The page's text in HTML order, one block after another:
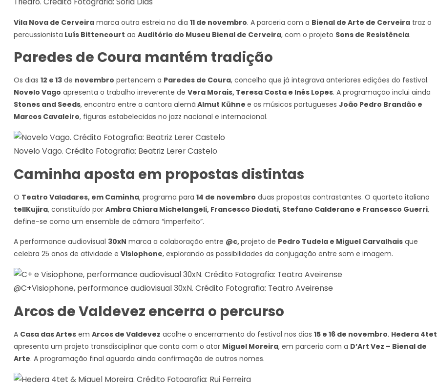
Vila Nova de Cerveira marca outra estreia no dia 11 de novembro. A parceria com a Bienal de Arte de Cerveira traz o
percussionista Luís Bittencourt ao Auditório do Museu Bienal de Cerveira, com o projeto Sons de Resistência.
Paredes de Coura mantém tradição
Os dias 12 e 13 de novembro pertencem a Paredes de Coura, concelho que já integrava anteriores edições do festival.
Novelo Vago apresenta o trabalho irreverente de Vera Morais, Teresa Costa e Inês Lopes. A programação inclui ainda
Stones and Seeds, encontro entre a cantora alemã Almut Kühne e os músicos portugueses João Pedro Brandão e
Marcos Cavaleiro, figuras estabelecidas no jazz nacional e internacional.
Novelo Vago. Crédito Fotografia: Beatriz Lerer Castelo
Caminha aposta em propostas distintas
O Teatro Valadares, em Caminha, programa para 14 de novembro duas propostas contrastantes. O quarteto italiano
tellKujira, constituído por Ambra Chiara Michelangeli, Francesco Diodati, Stefano Calderano e Francesco Guerri,
define-se como um ensemble de câmara “imperfeito”.
A performance audiovisual 30xN marca a colaboração entre @c,projeto de Pedro Tudela e Miguel Carvalhais que
celebra 25 anos de atividade e Visiophone, explorando as possibilidades da conjugação entre som e imagem.
@C+Visiophone, performance audiovisual 30xN. Crédito Fotografia: Teatro Aveirense
Arcos de Valdevez encerra o percurso
A Casa das Artes em Arcos de Valdevez acolhe o encerramento do festival nos dias 15 e 16 de novembro. Hedera 4tet
apresenta um projeto transdisciplinar que conta com o ator Miguel Moreira, em parceria com a D’Art Vez – Bienal de
Arte. A programação final aguarda ainda confirmação de outros nomes.